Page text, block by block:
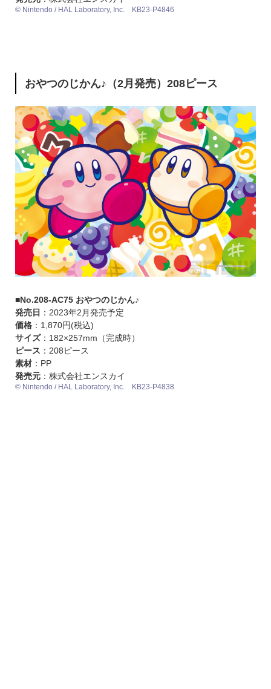
© Nintendo / HAL Laboratory, Inc. KB23-P4846
おやつのじかん♪（2月発売）208ピース
■No.208-AC75 おやつのじかん♪
発売日 ：2023年2月発売予定
価格：1,870円(税込)
サイズ：182×257mm（完成時）
ピース ：208ピース
素材：PP
発売元：株式会社エンスカイ
© Nintendo / HAL Laboratory, Inc. KB23-P4838